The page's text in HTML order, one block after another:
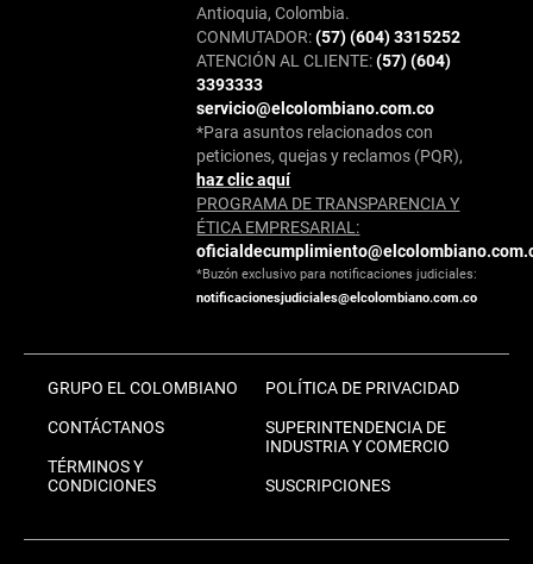
Antioquia, Colombia.
CONMUTADOR:(57) (604) 3315252
ATENCIÓN AL CLIENTE:(57) (604)
3393333
servicio@elcolombiano.com.co
*Para asuntos relacionados con
peticiones, quejas y reclamos (PQR),
haz clic aquí
PROGRAMA DE TRANSPARENCIA Y
ÉTICA EMPRESARIAL:
*Buzón exclusivo para notificaciones judiciales:
notificacionesjudiciales@elcolombiano.com.co
GRUPO EL COLOMBIANO
CONTÁCTANOS
TÉRMINOS Y
CONDICIONES
POLÍTICA DE PRIVACIDAD
SUPERINTENDENCIA DE
INDUSTRIA Y COMERCIO
SUSCRIPCIONES